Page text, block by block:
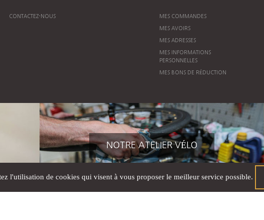
CONTACTEZ-NOUS MES COMMANDES
MES AVOIRS
MES ADRESSES
MES INFORMATIONS
PERSONNELLES
MES BONS DE RÉDUCTION
NOTRE ATELIER VÉLO
l'utilisation de cookies qui visent à vous proposer le meilleur service possible.